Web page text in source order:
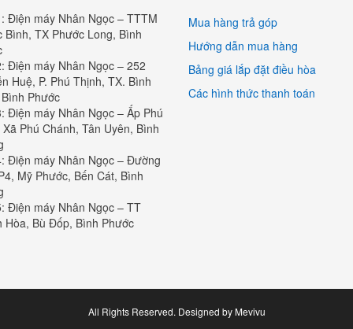
Điện máy Nhân Ngọc – TTTM
Bình, TX Phước Long, Bình
Điện máy Nhân Ngọc – 252
Huệ, P. Phú Thịnh, TX. Bình
Phước
Điện máy Nhân Ngọc – Ấp Phú
Phú Chánh, Tân Uyên, Bình
Điện máy Nhân Ngọc – Đường
Mỹ Phước, Bến Cát, Bình
Điện máy Nhân Ngọc – TT
Hòa, Bù Đốp, Bình Phước
Mua hàng trả góp
Hướng dẫn mua hàng
Bảng giá lắp đặt điều hòa
Các hình thức thanh toán
All Rights Reserved. Designed by Mevivu